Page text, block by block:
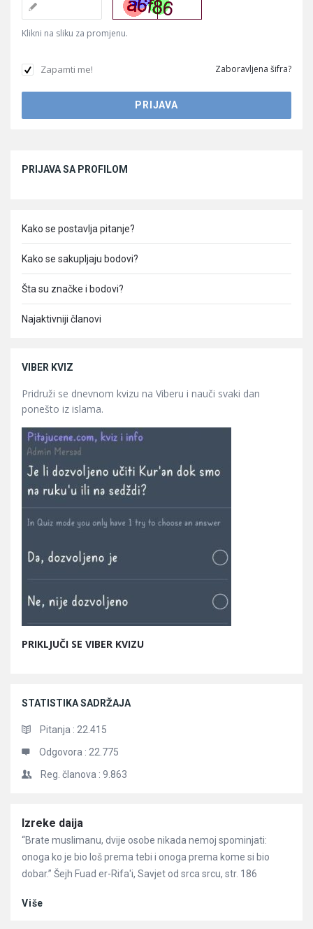
Klikni na sliku za promjenu.
Zapamti me! Zaboravljena šifra?
PRIJAVA SA PROFILOM
Kako se postavlja pitanje?
Kako se sakupljaju bodovi?
Šta su značke i bodovi?
Najaktivniji članovi
VIBER KVIZ
Pridruži se dnevnom kvizu na Viberu i nauči svaki dan
ponešto iz islama.
PRIKLJUČI SE VIBER KVIZU
STATISTIKA SADRŽAJA
Pitanja : 22.415
Odgovora : 22.775
Reg. članova : 9.863
Članci
Izreke daija
“Brate muslimanu, dvije osobe nikada nemoj spominjati:
onoga ko je bio loš prema tebi i onoga prema kome si bio
dobar.” Šejh Fuad er-Rifa'i, Savjet od srca srcu, str. 186
Više